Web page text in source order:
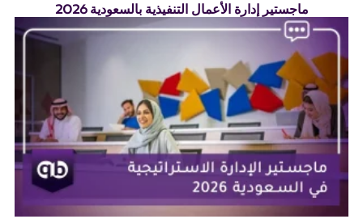
ماجستير إدارة الأعمال التنفيذية بالسعودية 2026